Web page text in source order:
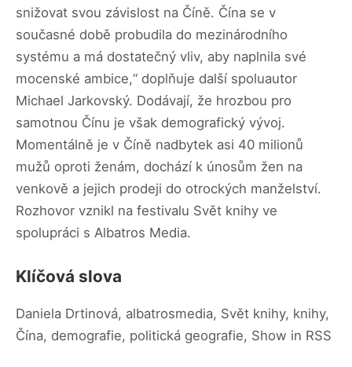
snižovat svou závislost na Číně. Čína se v
současné době probudila do mezinárodního
systému a má dostatečný vliv, aby naplnila své
mocenské ambice,“ doplňuje další spoluautor
Michael Jarkovský. Dodávají, že hrozbou pro
samotnou Čínu je však demografický vývoj.
Momentálně je v Číně nadbytek asi 40 milionů
mužů oproti ženám, dochází k únosům žen na
venkově a jejich prodeji do otrockých manželství.
Rozhovor vznikl na festivalu Svět knihy ve
spolupráci s Albatros Media.
Klíčová slova
Daniela Drtinová, albatrosmedia, Svět knihy, knihy,
Čína, demografie, politická geografie, Show in RSS